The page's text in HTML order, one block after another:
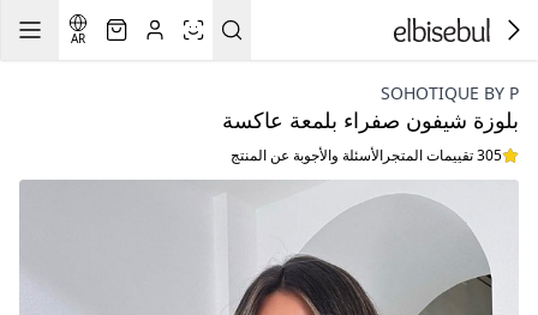
AR
SOHOTIQUE BY P
بلوزة شيفون صفراء بلمعة عاكسة
305 تقييمات المتجر الأسئلة والأجوبة عن المنتج